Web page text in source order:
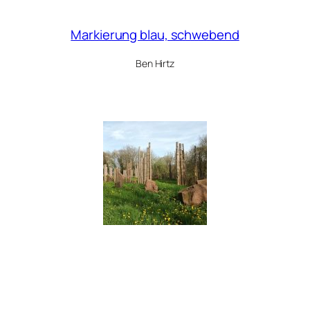
Markierung blau, schwebend
Ben Hirtz